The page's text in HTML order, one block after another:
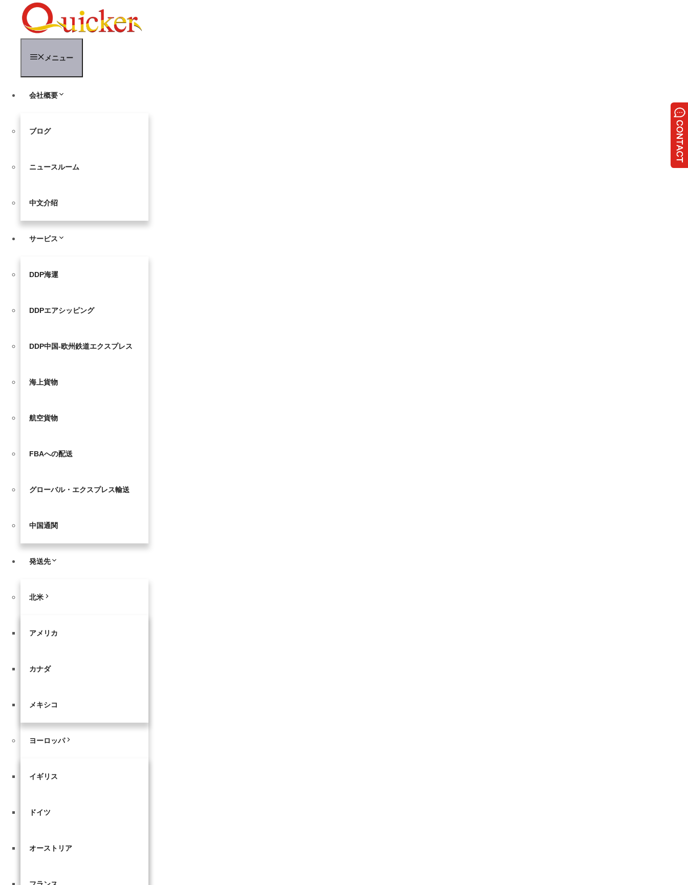
メニュー
会社概要
ブログ
ニュースルーム
中文介绍
サービス
DDP海運
DDPエアシッピング
DDP中国-欧州鉄道エクスプレス
海上貨物
航空貨物
FBAへの配送
グローバル・エクスプレス輸送
中国通関
発送先
北米
アメリカ
カナダ
メキシコ
ヨーロッパ
イギリス
ドイツ
オーストリア